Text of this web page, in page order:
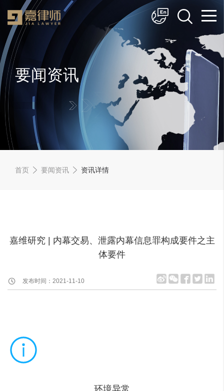
简体中文
English
要闻资讯
首页 要闻资讯 资讯详情
嘉维研究 | 内幕交易、泄露内幕信息罪构成要件之主
体要件
发布时间：2021-11-10
环境异常